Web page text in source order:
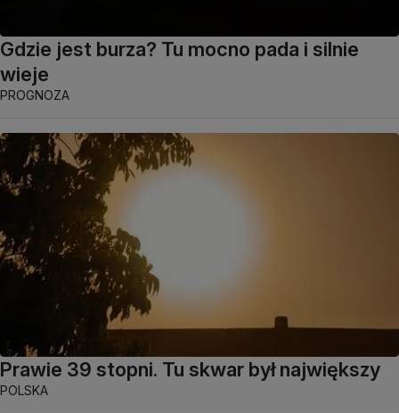
Gdzie jest burza? Tu mocno pada i silnie
wieje
PROGNOZA
Prawie 39 stopni. Tu skwar był największy
POLSKA